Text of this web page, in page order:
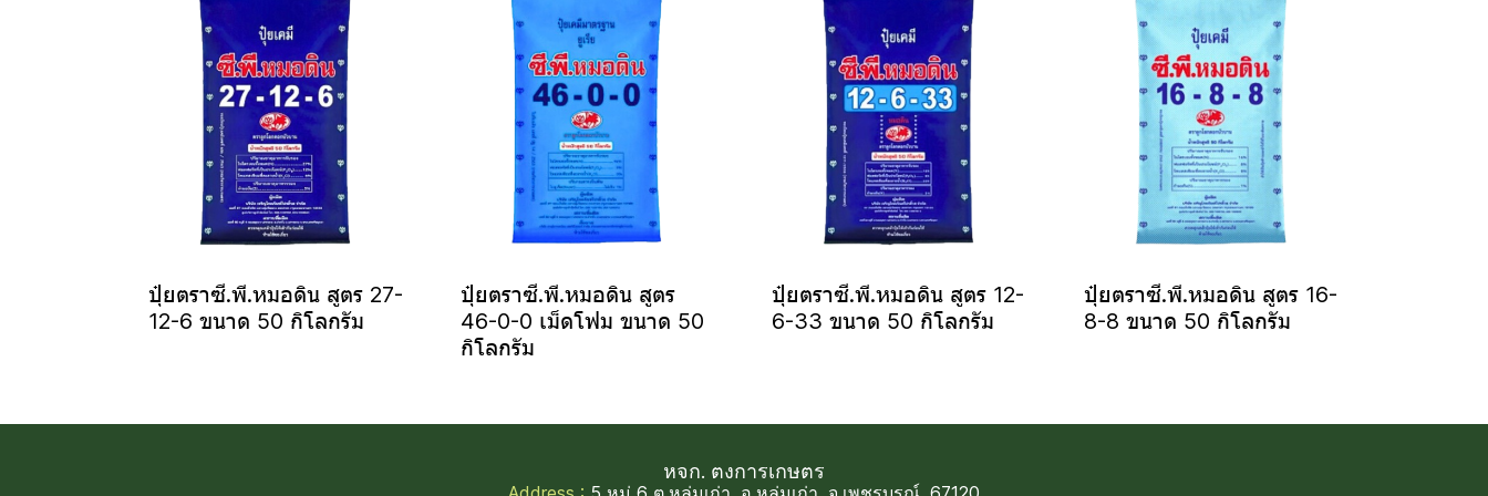
ปุ๋ยตราซี.พี.หมอดิน สูตร 27-
12-6 ขนาด 50 กิโลกรัม
ปุ๋ยตราซี.พี.หมอดิน สูตร
46-0-0 เม็ดโฟม ขนาด 50
กิโลกรัม
ปุ๋ยตราซี.พี.หมอดิน สูตร 12-
6-33 ขนาด 50 กิโลกรัม
ปุ๋ยตราซี.พี.หมอดิน สูตร 16-
8-8 ขนาด 50 กิโลกรัม
หจก. ตงการเกษตร